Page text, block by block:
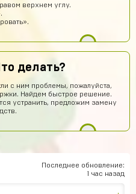
верхнем углу.
делать?
с ним проблемы, пожалуйста,
Найдем быстрое решение.
устранить, предложим замену
Последнее обновление:
1 час назад
6 часов назад
4 часа назад
3 часа назад